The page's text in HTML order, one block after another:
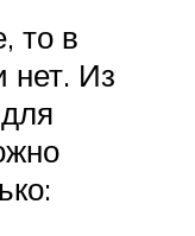
то в
нет. Из